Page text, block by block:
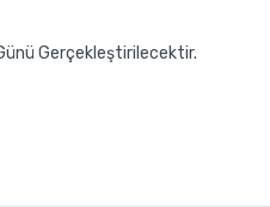
Gerçekleştirilecektir.